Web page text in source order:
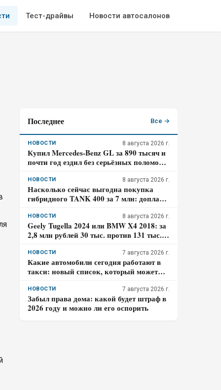
Тест-драйвы Новости автосалонов
Последнее Все →
НОВОСТИ 8 августа 2026 г.
Купил Mercedes-Benz GL за 890 тысяч и
почти год ездил без серьёзных поломок:
отзыв владельца
НОВОСТИ 8 августа 2026 г.
Насколько сейчас выгодна покупка
гибридного TANK 400 за 7 млн: доплата
окупится в городе
НОВОСТИ 8 августа 2026 г.
Geely Tugella 2024 или BMW X4 2018: за
2,8 млн рублей 30 тыс. против 131 тыс.
года выше?
НОВОСТИ 7 августа 2026 г.
Какие автомобили сегодня работают в
такси: новый список, который может
НОВОСТИ 7 августа 2026 г.
Забыл права дома: какой будет штраф в
2026 году и можно ли его оспорить